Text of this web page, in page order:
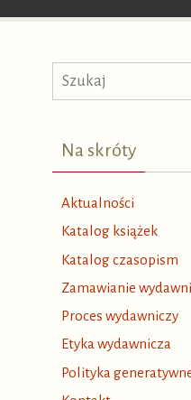
Na skróty
Aktualności
Katalog książek
Katalog czasopism
Zamawianie
Proces wydawniczy
Etyka wydawnicza
Polityka